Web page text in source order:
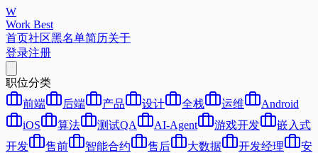
W
Work Best
首页社区黑名单简历关于
登录注册
职位分类
前端
后端 产品 设计 全栈 运维
Android
iOS
算法 测试QA AI-Agent 游戏开发
嵌入式
开发
售前 智能合约 售后 大数据 开发经理
安